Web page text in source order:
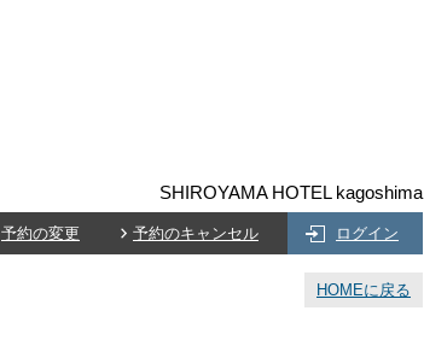
SHIROYAMA HOTEL kagoshima
予約の変更 予約のキャンセル ログイン
HOMEに戻る